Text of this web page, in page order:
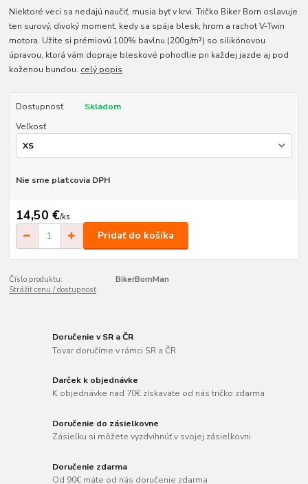
Niektoré veci sa nedajú naučiť, musia byť v krvi. Tričko Biker Born oslavuje
ten surový, divoký moment, kedy sa spája blesk, hrom a rachot V-Twin
motora. Užite si prémiovú 100% bavlnu (200g/m²) so silikónovou
úpravou, ktorá vám dopraje bleskové pohodlie pri každej jazde aj pod
koženou bundou. celý popis
Dostupnosť
Skladom
Veľkosť
Nie sme platcovia DPH
14,50 €/ks
Pridať do košíka
Číslo produktu:
BikerBornMan
Strážiť cenu / dostupnosť
Doručenie v SR a ČR
Tovar doručíme v rámci SR a ČR
Darček k objednávke
K objednávke nad 70€ získavate od nás tričko zdarma
Doručenie do zásielkovne
Zásielku si môžete vyzdvihnúť v svojej zásielkovni
Doručenie zdarma
Od 90€ máte od nás doručenie zdarma